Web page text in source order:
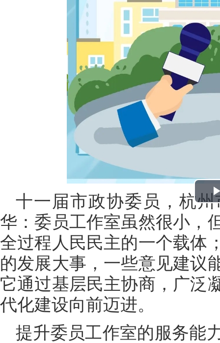
十一届市政协委员，杭
华：委员工作室虽然很小，
全过程人民民主的一个载体
的发展大事，一些意见建议
它通过基层民主协商，广泛
代化建设向前迈进。
提升委员工作室的服务能